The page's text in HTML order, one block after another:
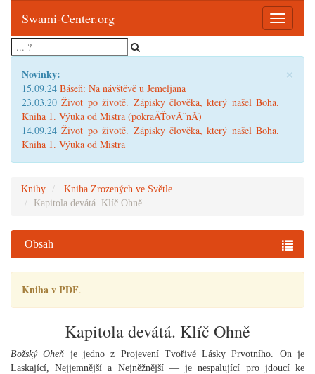
Toggle
Swami-Center.org
×
Novinky:
15.09.24 Báseň: Na návštěvě u Jemeljana
23.03.20Život po životě. Zápisky člověka, který našel Boha.
Kniha 1. Výuka od Mistra (pokraÄŤovĂˇnĂ­)
14.09.24Život po životě. Zápisky člověka, který našel Boha.
Kniha 1. Výuka od Mistra
Knihy
Kniha Zrozených ve Světle
Kapitola devátá. Klíč Ohně
Obsah
Kniha v PDF.
Kapitola devátá. Klíč Ohně
Božský Oheň je jedno z Projevení Tvořivé Lásky Prvotního. On je
Laskající, Nejjemnější a Nejněžnější — je nespalující pro jdoucí ke